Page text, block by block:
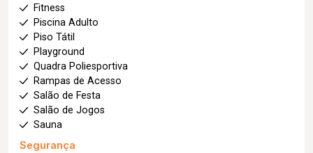
Fitness
Piscina Adulto
Piso Tátil
Playground
Quadra Poliesportiva
Rampas de Acesso
Salão de Festa
Salão de Jogos
Sauna
Segurança